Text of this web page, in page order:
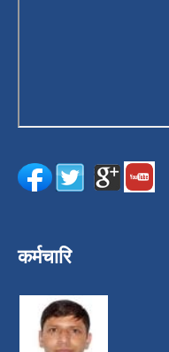
कर्मचारि